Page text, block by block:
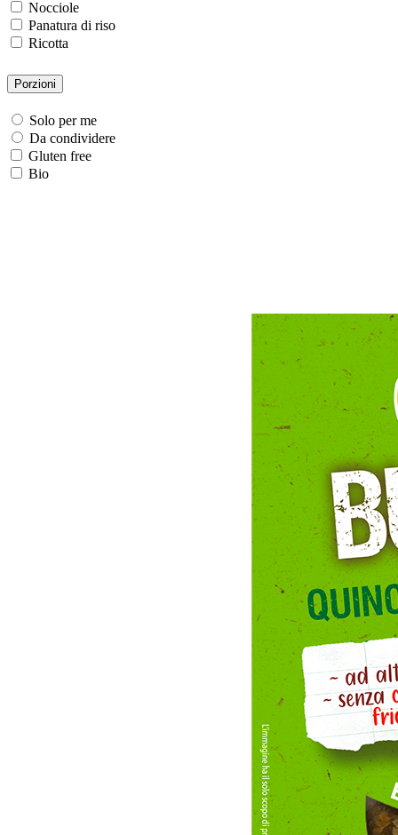
Nocciole
Panatura di riso
Ricotta
Porzioni
Solo per me
Da condividere
Gluten free
Bio